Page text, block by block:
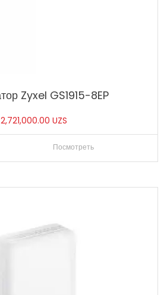
Zyxel GS1915-8EP
2,721,000.00 UZS
Посмотреть